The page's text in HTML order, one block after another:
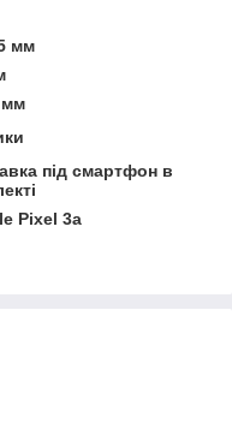
мм
мм
під смартфон в
Pixel 3a